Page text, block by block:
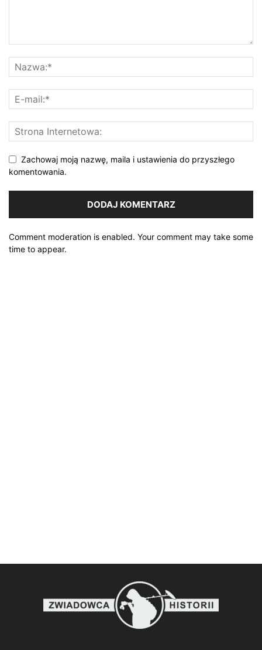
Zachowaj moją nazwę, maila i ustawienia do przyszłego
komentowania.
Comment moderation is enabled. Your comment may take some
time to appear.